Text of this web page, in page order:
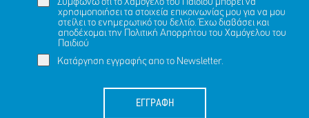
Συμφωνώ ότι το Χαμόγελο του Παιδιού μπορεί να
χρησιμοποιήσει τα στοιχεία επικοινωνίας μου για να μου
στείλει το ενημερωτικό του δελτίο. Έχω διαβάσει και
αποδέχομαι την Πολιτική Απορρήτου του Χαμόγελου του
Παιδιού
Κατάργηση εγγραφής απο το Newsletter.
ΕΓΓΡΑΦΗ